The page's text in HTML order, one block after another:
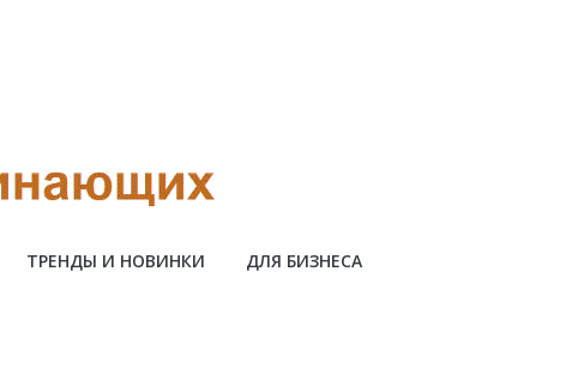
ТРЕНДЫ И НОВИНКИ ДЛЯ БИЗНЕСА